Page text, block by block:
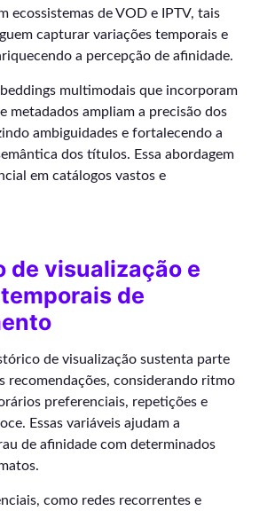
ecossistemas de VOD e IPTV, tais
capturar variações temporais e
a percepção de afinidade.
multimodais que incorporam
metadados ampliam a precisão dos
ambiguidades e fortalecendo a
dos títulos. Essa abordagem
em catálogos vastos e
de visualização e
de
de visualização sustenta parte
recomendações, considerando ritmo
preferenciais, repetições e
Essas variáveis ajudam a
de afinidade com determinados
como redes recorrentes e